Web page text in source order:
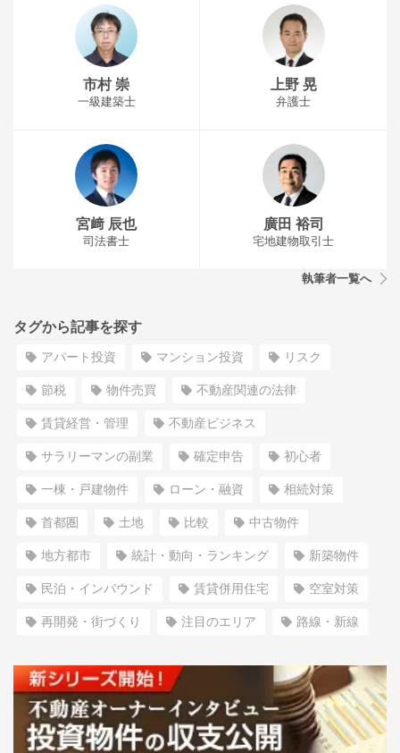
市村 崇
一級建築士
上野 晃
弁護士
宮﨑 辰也
司法書士
廣田 裕司
宅地建物取引士
執筆者一覧へ
タグから記事を探す
アパート投資 マンション投資 リスク
節税 物件売買 不動産関連の法律
賃貸経営・管理 不動産ビジネス
サラリーマンの副業 確定申告 初心者
一棟・戸建物件 ローン・融資 相続対策
首都圏 土地 比較 中古物件
地方都市 統計・動向・ランキング 新築物件
民泊・インバウンド 賃貸併用住宅 空室対策
再開発・街づくり 注目のエリア 路線・新線